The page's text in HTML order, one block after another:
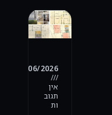
28/06/2026
אין
תגוב
ות